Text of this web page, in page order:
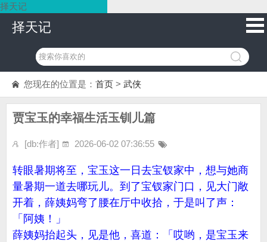
择天记
择天记
您现在的位置是： 首页 > 武侠
贾宝玉的幸福生活玉钏儿篇
[db:作者] 2026-06-02 07:36:55
转眼暑期将至，宝玉这一日去宝钗家中，想与她商
量暑期一道去哪玩儿。到了宝钗家门口，见大门敞
开着，薛姨妈弯了腰在厅中收拾，于是叫了声：
「阿姨！」
薛姨妈抬起头，见是他，喜道：「哎哟，是宝玉来